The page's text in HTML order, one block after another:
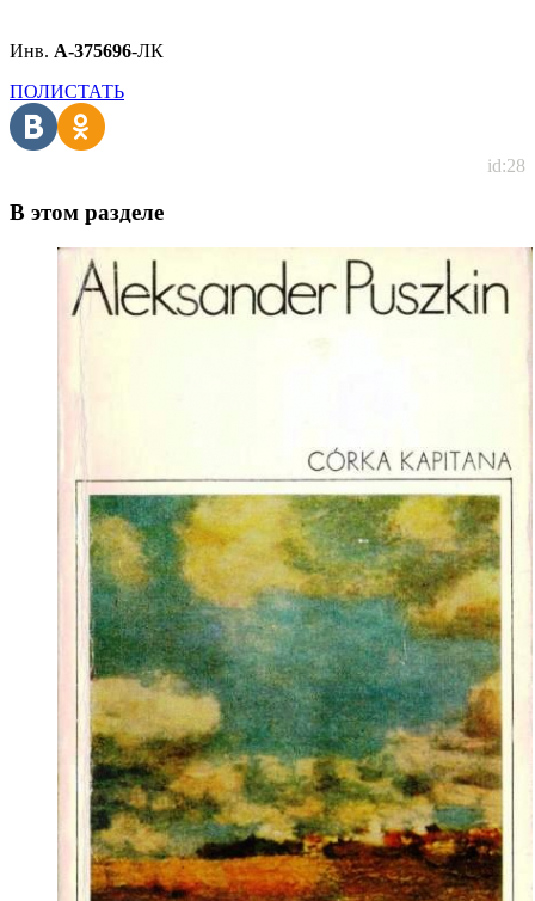
Инв. А-375696-ЛК
ПОЛИСТАТЬ
id:28
В этом разделе